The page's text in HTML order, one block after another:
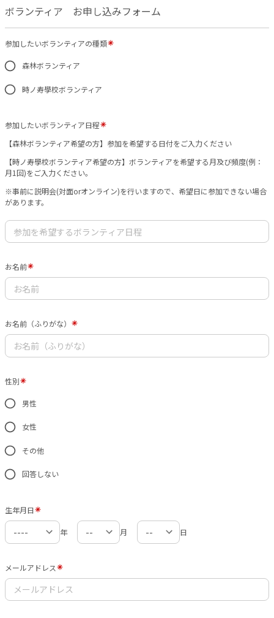
ボランティア お申し込みフォーム
参加したいボランティアの種類
森林ボランティア
時ノ寿學校ボランティア
参加したいボランティア日程
【森林ボランティア希望の方】参加を希望する日付をご入力ください
【時ノ寿學校ボランティア希望の方】ボランティアを希望する月及び頻度(例：
月1回)をご入力ください。
※事前に説明会(対面orオンライン)を行いますので、希望日に参加できない場合
があります。
お名前
お名前（ふりがな）
性別
男性
女性
その他
回答しない
生年月日
年 月 日
メールアドレス